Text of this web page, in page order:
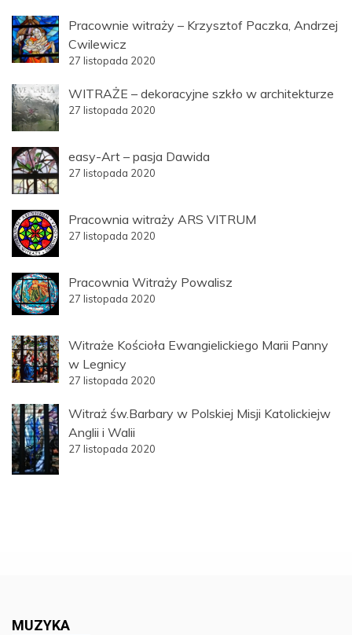
Pracownie witraży – Krzysztof Paczka, Andrzej
Cwilewicz
27 listopada 2020
WITRAŻE – dekoracyjne szkło w architekturze
27 listopada 2020
easy-Art – pasja Dawida
27 listopada 2020
Pracownia witraży ARS VITRUM
27 listopada 2020
Pracownia Witraży Powalisz
27 listopada 2020
Witraże Kościoła Ewangielickiego Marii Panny
w Legnicy
27 listopada 2020
Witraż św.Barbary w Polskiej Misji Katolickiejw
Anglii i Walii
27 listopada 2020
MUZYKA